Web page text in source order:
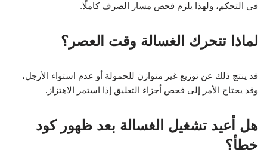
في التحكم، ولهذا يلزم فحص مسار الصرف كاملًا.
لماذا تتحرك الغسالة وقت العصر؟
قد ينتج ذلك عن توزيع غير متوازن للحمولة أو عدم استواء الأرجل،
وقد يحتاج الأمر إلى فحص أجزاء التعليق إذا استمر الاهتزاز.
هل أعيد تشغيل الغسالة بعد ظهور كود
خطأ؟